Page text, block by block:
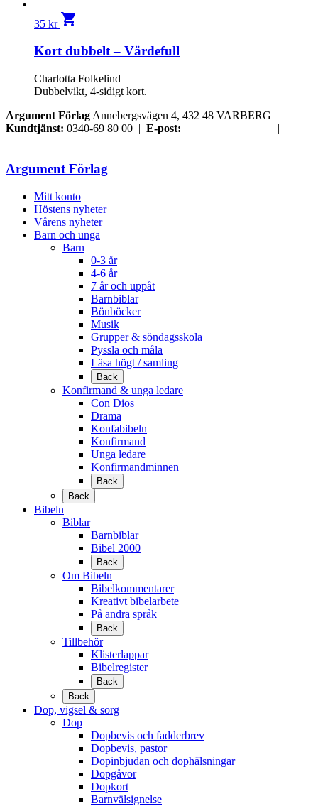
35 kr shopping_cart
Kort dubbelt – Värdefull
Charlotta Folkelind
Dubbelvikt, 4-sidigt kort.
Argument Förlag Annebergsvägen 4, 432 48 VARBERG |
Kundtjänst: 0340-69 80 00 | E-post:
|
Argument Förlag
Mitt konto
Höstens nyheter
Vårens nyheter
Barn och unga
Barn
0-3 år
4-6 år
7 år och uppåt
Barnbiblar
Bönböcker
Musik
Grupper & söndagsskola
Pyssla och måla
Läsa högt / samling
Back
Konfirmand & unga ledare
Con Dios
Drama
Konfabibeln
Konfirmand
Unga ledare
Konfirmandminnen
Back
Back
Bibeln
Biblar
Barnbiblar
Bibel 2000
Back
Om Bibeln
Bibelkommentarer
Kreativt bibelarbete
På andra språk
Back
Tillbehör
Klisterlappar
Bibelregister
Back
Back
Dop, vigsel & sorg
Dop
Dopbevis och fadderbrev
Dopbevis, pastor
Dopinbjudan och dophälsningar
Dopgåvor
Dopkort
Barnvälsignelse